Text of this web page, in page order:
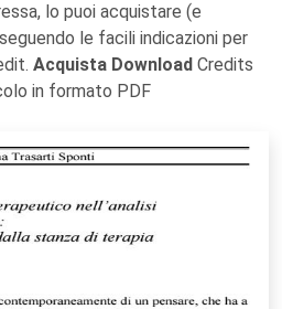
lo puoi acquistare (e
le facili indicazioni per
Acquista Download Credits
in formato PDF